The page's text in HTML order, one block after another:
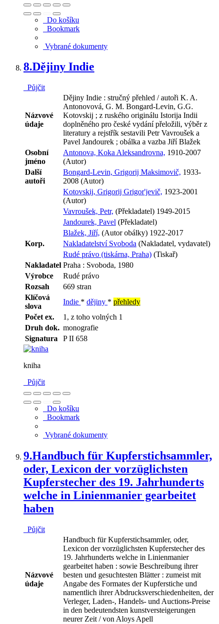
Do košíku
Bookmark
Vybrané dokumenty
8.Dějiny Indie
Půjčit
Názvové
údaje
Dějiny Indie : stručný přehled / autoři K. A.
Antonovová, G. M. Bongard-Levin, G.G.
Kotovskij ; z ruského originálu Istorija Indii
doplněného pro české vydání přeložili, výběr z
literatury a rejstřík sestavili Petr Vavroušek a
Pavel Jandourek ; obálka a vazba Jiří Blažek
Osobní
jméno
Antonova, Koka Aleksandrovna, 1910-2007
(Autor)
Další
autoři
Bongard-Levin, Grigorij Maksimovič, 1933-
2008 (Autor)
Kotovskij, Grigorij Grigor'jevič, 1923-2001
(Autor)
Vavroušek, Petr, (Překladatel) 1949-2015
Jandourek, Pavel (Překladatel)
Blažek, Jiří, (Autor obálky) 1922-2017
Korp.
Nakladatelství Svoboda (Nakladatel, vydavatel)
Rudé právo (tiskárna, Praha) (Tiskař)
Nakladatel Praha : Svoboda, 1980
Výrobce
Rudé právo
Rozsah
669 stran
Klíčová
slova
Indie * dějiny * přehledy
Počet ex.
1, z toho volných 1
Druh dok. monografie
Signatura
P II 658
kniha
Půjčit
Do košíku
Bookmark
Vybrané dokumenty
9.Handbuch für Kupferstichsammler,
oder, Lexicon der vorzüglichsten
Kupferstecher des 19. Jahrhunderts
welche in Linienmanier gearbeitet
haben
Půjčit
Názvové
údaje
Handbuch für Kupferstichsammler, oder,
Lexicon der vorzüglichsten Kupferstecher des
19. Jahrhunderts welche in Linienmanier
gearbeitet haben : sowie Beschreibung ihrer
besten und gesuchtesten Blätter : zumeist mit
Angabe des Formates der Kupferstiche und
namentlich ihrer Abdrucksverschiedenheiten, der
Verleger, Laden-, Handels- und Auctions-Preise
in den bedeutendsten kunstversteigerungen
neurer Zeit / von Aloys Apell